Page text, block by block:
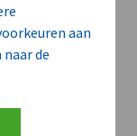
aan
de